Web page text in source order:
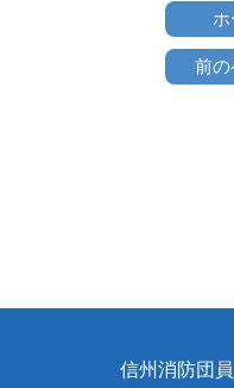
前の
信州消防団